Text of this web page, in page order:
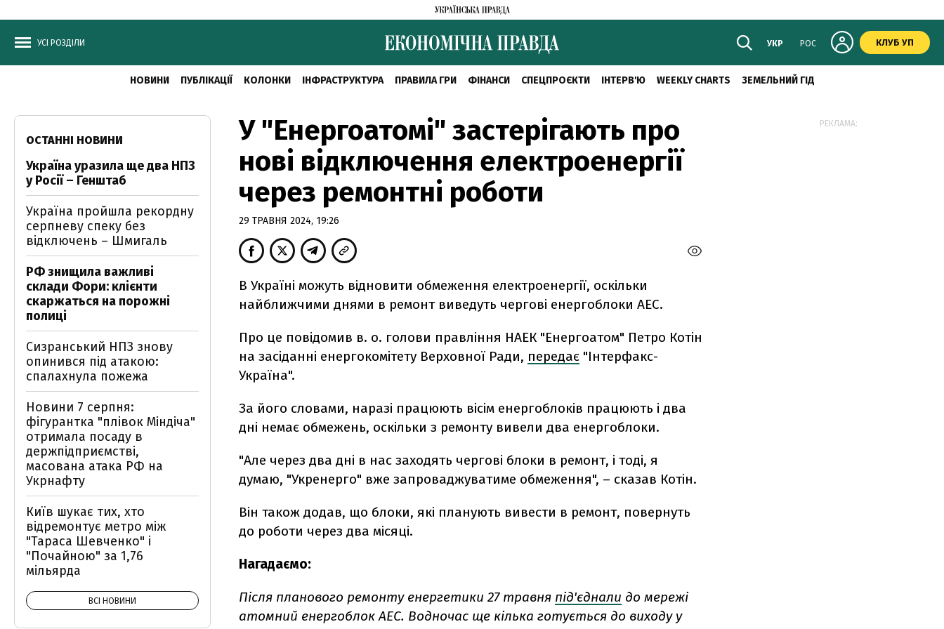
УСІ РОЗДІЛИ УКР РОС КЛУБ УП
НОВИНИ ПУБЛІКАЦІЇ КОЛОНКИ ІНФРАСТРУКТУРА ПРАВИЛА ГРИ ФІНАНСИ СПЕЦПРОЄКТИ ІНТЕРВ'Ю WEEKLY CHARTS ЗЕМЕЛЬНИЙ ГІД
У "Енергоатомі" застерігають про
нові відключення електроенергії
через ремонтні роботи
29 ТРАВНЯ 2024, 19:26
В Україні можуть відновити обмеження електроенергії, оскільки
найближчими днями в ремонт виведуть чергові енергоблоки АЕС.
Про це повідомив в. о. голови правління НАЕК "Енергоатом" Петро Котін
на засіданні енергокомітету Верховної Ради, передає "Інтерфакс-
Україна".
За його словами, наразі працюють вісім енергоблоків працюють і два
дні немає обмежень, оскільки з ремонту вивели два енергоблоки.
"Але через два дні в нас заходять чергові блоки в ремонт, і тоді, я
думаю, "Укренерго" вже запроваджуватиме обмеження", – сказав Котін.
Він також додав, що блоки, які планують вивести в ремонт, повернуть
до роботи через два місяці.
Нагадаємо:
Після планового ремонту енергетики 27 травня під'єднали до мережі
атомний енергоблок АЕС. Водночас ще кілька готується до виходу у
ОСТАННІ НОВИНИ
Україна уразила ще два НПЗ
у Росії – Генштаб
Україна пройшла рекордну
серпневу спеку без
відключень – Шмигаль
РФ знищила важливі
склади Фори: клієнти
скаржаться на порожні
полиці
Сизранський НПЗ знову
опинився під атакою:
спалахнула пожежа
Новини 7 серпня:
фігурантка "плівок Міндіча"
отримала посаду в
держпідприємстві,
масована атака РФ на
Укрнафту
Київ шукає тих, хто
відремонтує метро між
"Тараса Шевченко" і
"Почайною" за 1,76
мільярда
ВСІ НОВИНИ
РЕКЛАМА: